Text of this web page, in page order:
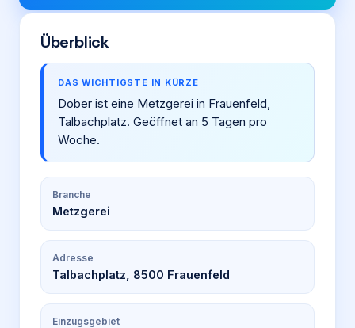
Überblick
DAS WICHTIGSTE IN KÜRZE
Dober ist eine Metzgerei in Frauenfeld,
Talbachplatz. Geöffnet an 5 Tagen pro
Woche.
Branche
Metzgerei
Adresse
Talbachplatz, 8500 Frauenfeld
Einzugsgebiet